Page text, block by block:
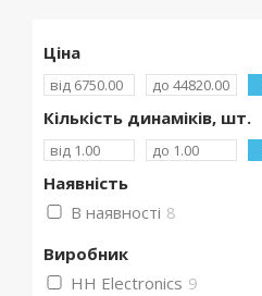
Ціна
Кількість динаміків, шт.
Наявність
В наявності 8
Виробник
HH Electronics 9